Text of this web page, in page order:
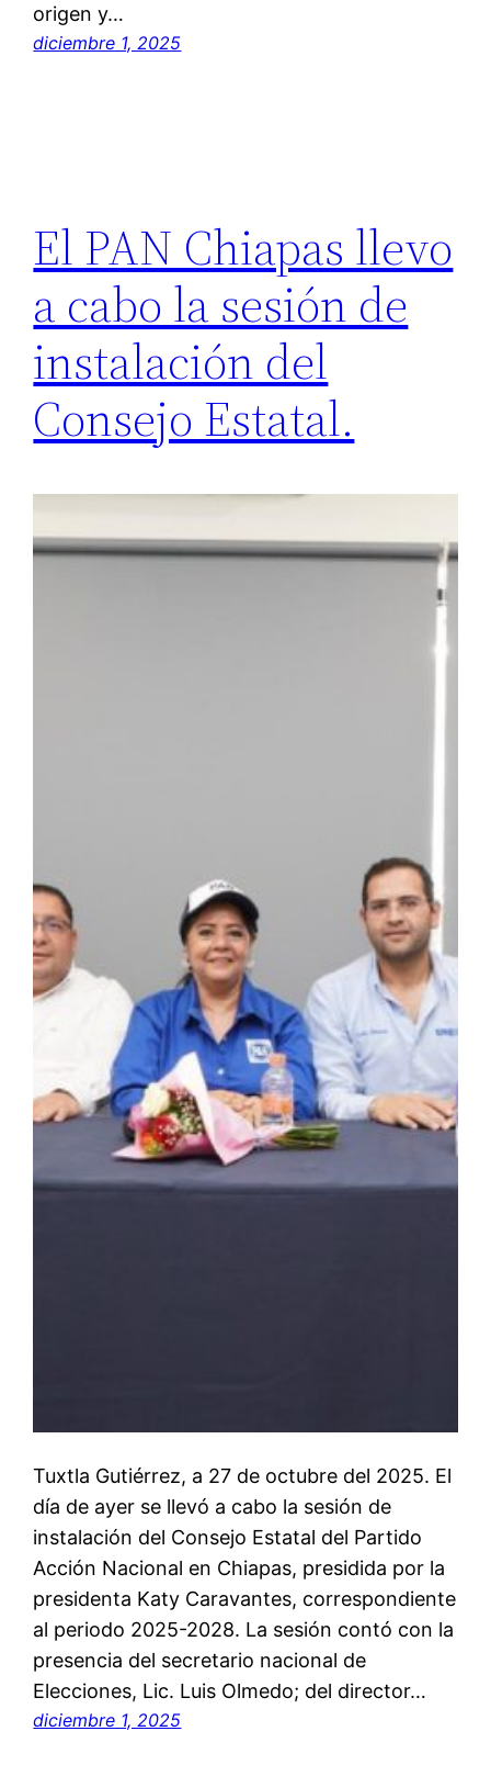
origen y…
diciembre 1, 2025
El PAN Chiapas llevo
a cabo la sesión de
instalación del
Consejo Estatal.
Tuxtla Gutiérrez, a 27 de octubre del 2025. El
día de ayer se llevó a cabo la sesión de
instalación del Consejo Estatal del Partido
Acción Nacional en Chiapas, presidida por la
presidenta Katy Caravantes, correspondiente
al periodo 2025-2028. La sesión contó con la
presencia del secretario nacional de
Elecciones, Lic. Luis Olmedo; del director…
diciembre 1, 2025